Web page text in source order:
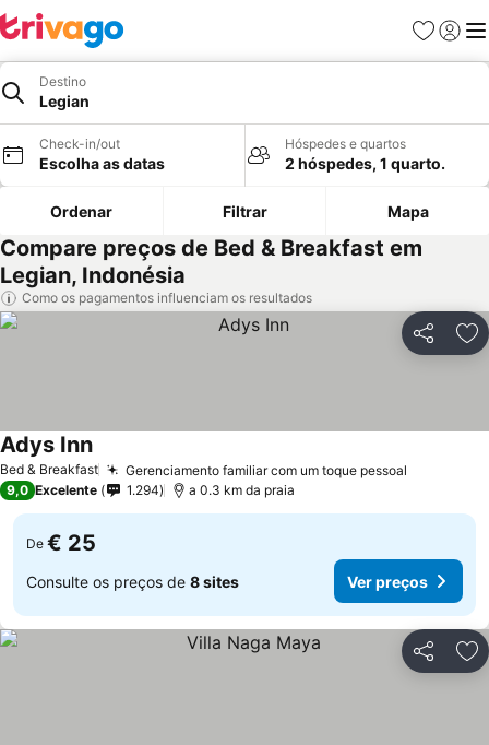
Favoritos
Iniciar
Destino
Legian
Check-in/out
Escolha as datas
Hóspedes e quartos
2 hóspedes, 1 quarto.
Ordenar Filtrar Mapa
Compare preços de Bed & Breakfast em
Legian, Indonésia
Como os pagamentos influenciam os resultados
Partilhar
Bed & Breakfast Gerenciamento familiar com um toque pessoal
Adys InnVer preços
9,0 Excelente 1.294 a 0.3 km da praia
De € 25
Consulte os preços de 8 sites Ver preços
Partilhar